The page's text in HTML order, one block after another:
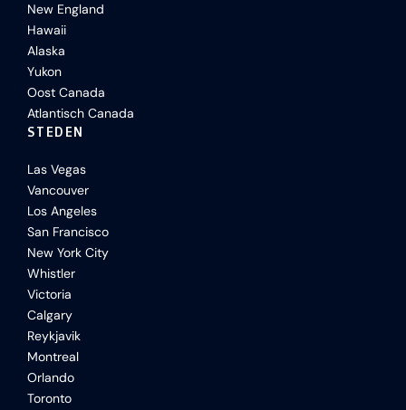
New England
Hawaii
Alaska
Yukon
Oost Canada
Atlantisch Canada
STEDEN
Las Vegas
Vancouver
Los Angeles
San Francisco
New York City
Whistler
Victoria
Calgary
Reykjavik
Montreal
Orlando
Toronto